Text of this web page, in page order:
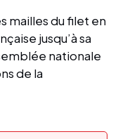
mailles du filet en
jusqu’à sa
nationale
de la